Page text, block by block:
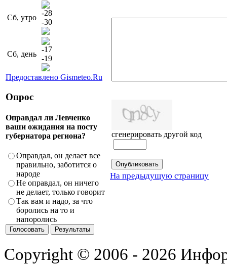
Сб, утро
-28
-30
Сб, день
-17
-19
Предоставлено Gismeteo.Ru
Опрос
Оправдал ли Левченко
ваши ожидания на посту
губернатора региона?
Оправдал, он делает все
правильно, заботится о
народе
Не оправдал, он ничего
не делает, только говорит
Так вам и надо, за что
боролись на то и
напоролись
сгенерировать другой код
На предыдущую страницу
Copyright © 2006 - 2026